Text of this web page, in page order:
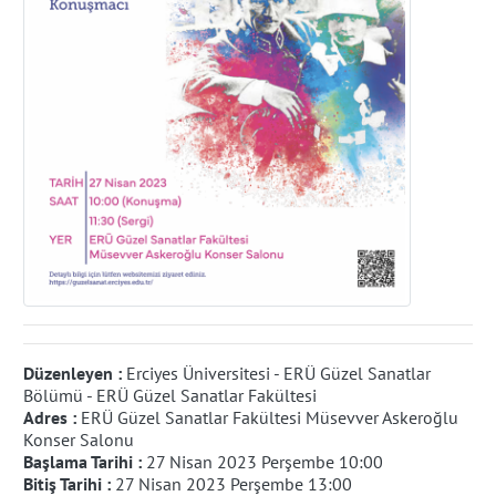
Düzenleyen : Erciyes Üniversitesi - ERÜ Güzel Sanatlar
Bölümü - ERÜ Güzel Sanatlar Fakültesi
Adres : ERÜ Güzel Sanatlar Fakültesi Müsevver Askeroğlu
Konser Salonu
Başlama Tarihi : 27 Nisan 2023 Perşembe 10:00
Bitiş Tarihi : 27 Nisan 2023 Perşembe 13:00